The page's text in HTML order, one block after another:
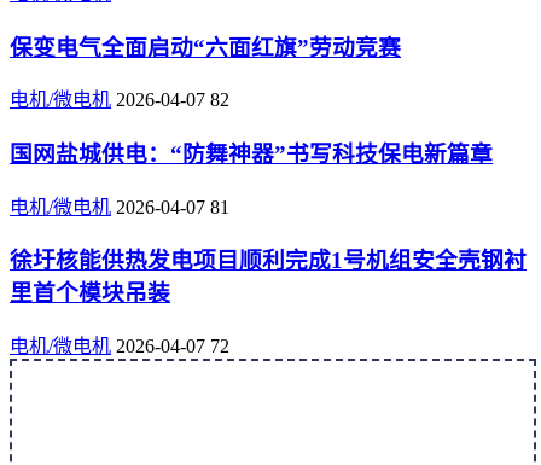
保变电气全面启动“六面红旗”劳动竞赛
电机/微电机 2026-04-07 82
国网盐城供电：“防舞神器”书写科技保电新篇章
电机/微电机 2026-04-07 81
徐圩核能供热发电项目顺利完成1号机组安全壳钢衬
里首个模块吊装
电机/微电机 2026-04-07 72